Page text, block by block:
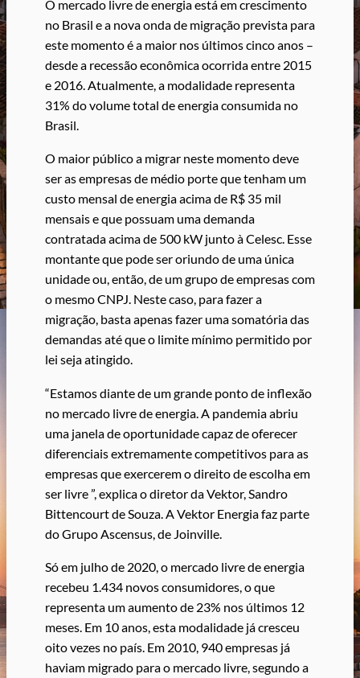
O mercado livre de energia está em crescimento
no Brasil e a nova onda de migração prevista para
este momento é a maior nos últimos cinco anos –
desde a recessão econômica ocorrida entre 2015
e 2016. Atualmente, a modalidade representa
31% do volume total de energia consumida no
Brasil.
O maior público a migrar neste momento deve
ser as empresas de médio porte que tenham um
custo mensal de energia acima de R$ 35 mil
mensais e que possuam uma demanda
contratada acima de 500 kW junto à Celesc. Esse
montante que pode ser oriundo de uma única
unidade ou, então, de um grupo de empresas com
o mesmo CNPJ. Neste caso, para fazer a
migração, basta apenas fazer uma somatória das
demandas até que o limite mínimo permitido por
lei seja atingido.
“Estamos diante de um grande ponto de inflexão
no mercado livre de energia. A pandemia abriu
uma janela de oportunidade capaz de oferecer
diferenciais extremamente competitivos para as
empresas que exercerem o direito de escolha em
ser livre ”, explica o diretor da Vektor, Sandro
Bittencourt de Souza. A Vektor Energia faz parte
do Grupo Ascensus, de Joinville.
Só em julho de 2020, o mercado livre de energia
recebeu 1.434 novos consumidores, o que
representa um aumento de 23% nos últimos 12
meses. Em 10 anos, esta modalidade já cresceu
oito vezes no país. Em 2010, 940 empresas já
haviam migrado para o mercado livre, segundo a